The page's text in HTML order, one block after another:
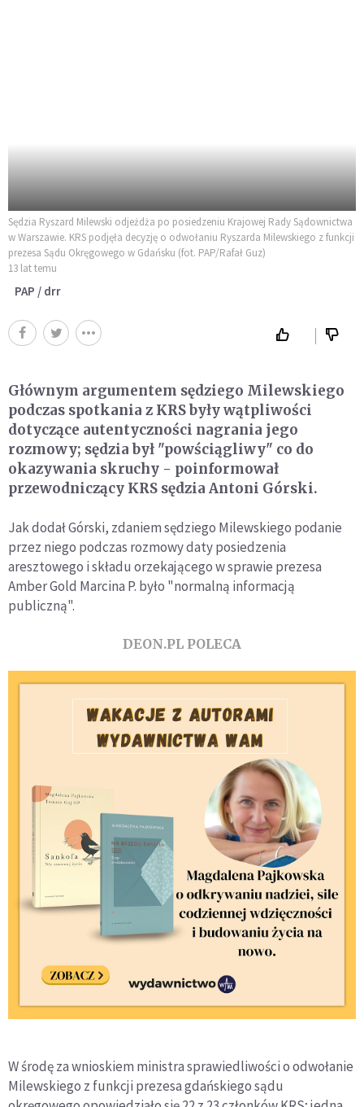
Sędzia Ryszard Milewski odjeżdża po posiedzeniu Krajowej Rady Sądownictwa
w Warszawie. KRS podjęła decyzję o odwołaniu Ryszarda Milewskiego z funkcji
prezesa Sądu Okręgowego w Gdańsku (fot. PAP/Rafał Guz)
13 lat temu
PAP / drr
Głównym argumentem sędziego Milewskiego
podczas spotkania z KRS były wątpliwości
dotyczące autentyczności nagrania jego
rozmowy; sędzia był "powściągliwy" co do
okazywania skruchy - poinformował
przewodniczący KRS sędzia Antoni Górski.
Jak dodał Górski, zdaniem sędziego Milewskiego podanie
przez niego podczas rozmowy daty posiedzenia
aresztowego i składu orzekającego w sprawie prezesa
Amber Gold Marcina P. było "normalną informacją
publiczną".
DEON.PL POLECA
W środę za wnioskiem ministra sprawiedliwości o odwołanie
Milewskiego z funkcji prezesa gdańskiego sądu